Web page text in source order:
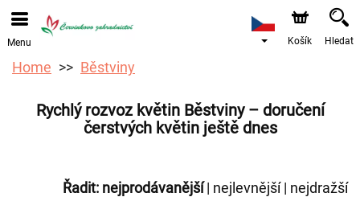
Objednávky přes e-shop přijímáme. Nejbližší možné
doručení je od 12.8.2026 z důvodu dovolené.
Menu Košík Hledat
Home Běstviny
Rychlý rozvoz květin Běstviny – doručení
čerstvých květin ještě dnes
Řadit: nejprodávanější| nejlevnější| nejdražší